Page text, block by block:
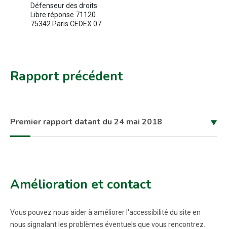
Défenseur des droits
Libre réponse 71120
Rapport précédent
Premier rapport datant du 24 mai 2018
Amélioration et contact
Vous pouvez nous aider à améliorer l'accessibilité du site en
nous signalant les problèmes éventuels que vous rencontrez.